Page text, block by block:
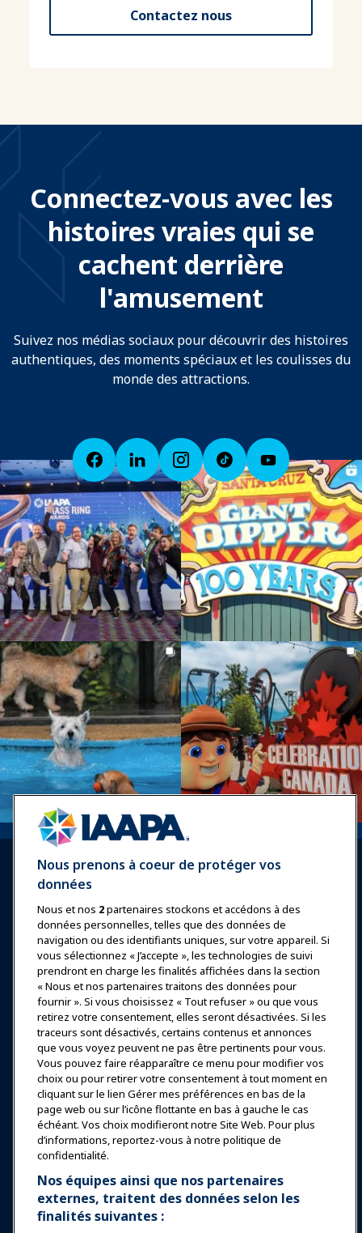
Contactez nous
Connectez-vous avec les
histoires vraies qui se
cachent derrière
l'amusement
Suivez nos médias sociaux pour découvrir des histoires
authentiques, des moments spéciaux et les coulisses du
monde des attractions.
Se connecter Rejoindre maintenant
Récompenses Carrières
Contact
Expositions et Événements
Nouvelles & Funworld
Éducation
Sécurité & Protection
Plaidoyer
Recherche & Rapports
Nous prenons à coeur de protéger vos
données
Nous et nos 2partenaires stockons et accédons à des
données personnelles, telles que des données de
navigation ou des identifiants uniques, sur votre appareil. Si
vous sélectionnez « J’accepte », les technologies de suivi
prendront en charge les finalités affichées dans la section
« Nous et nos partenaires traitons des données pour
fournir ». Si vous choisissez « Tout refuser » ou que vous
retirez votre consentement, elles seront désactivées. Si les
traceurs sont désactivés, certains contenus et annonces
que vous voyez peuvent ne pas être pertinents pour vous.
Vous pouvez faire réapparaître ce menu pour modifier vos
choix ou pour retirer votre consentement à tout moment en
cliquant sur le lien Gérer mes préférences en bas de la
page web ou sur l’icône flottante en bas à gauche le cas
échéant. Vos choix modifieront notre Site Web. Pour plus
d’informations, reportez-vous à notre politique de
confidentialité.
Nos équipes ainsi que nos partenaires
externes, traitent des données selon les
finalités suivantes :